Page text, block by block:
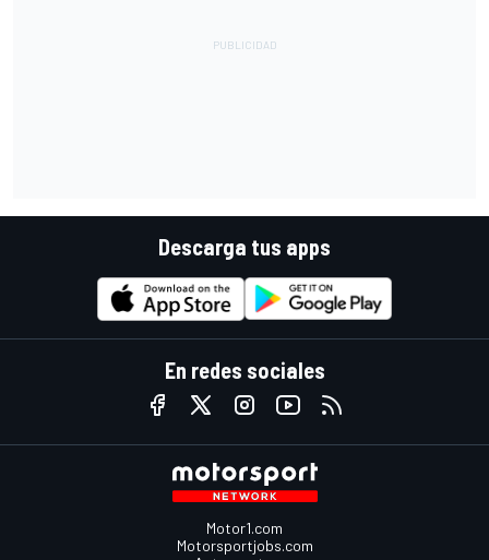
Descarga tus apps
En redes sociales
Motor1.com
Motorsportjobs.com